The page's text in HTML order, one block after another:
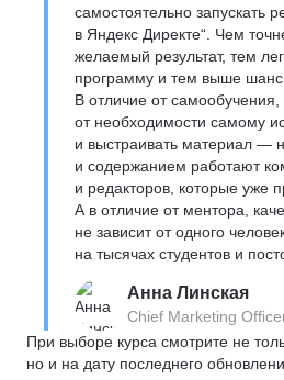
самостоятельно запускать
в Яндекс Директе“. Чем
желаемый результат, тем
программу и тем выше шанс
В отличие от самообучения,
от необходимости самому
и выстраивать материал —
и содержанием работают
и редакторов, которые уже
А в отличие от ментора,
не зависит от одного
на тысячах студентов и
Анна Линская
Chief Marketing
При выборе курса смотрите не
но и на дату последнего